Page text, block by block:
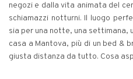
negozi e dalla vita animata del
schiamazzi notturni. Il luogo
sia per una notte, una settimana,
casa a Mantova, più di un bed &
giusta distanza da tutto. Cosa